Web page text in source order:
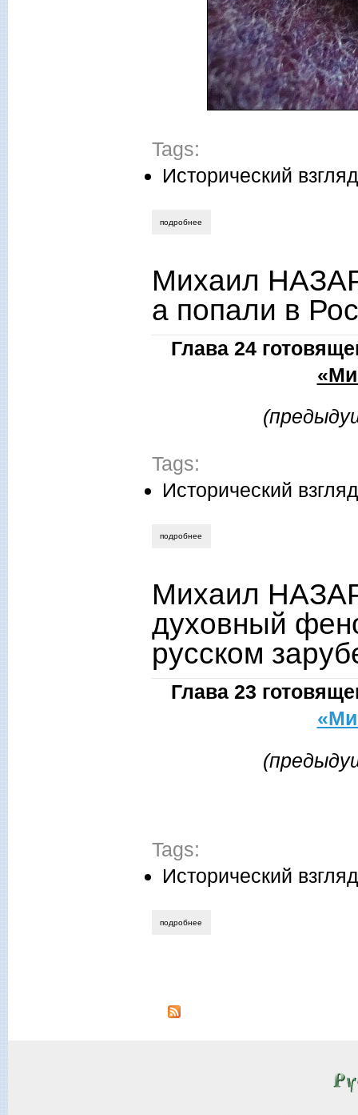
Tags:
Исторический взгляд
подробнее
Михаил
а попали в
Глава 24
Tags:
Исторический взгляд
подробнее
Михаил
духовный
русском
Глава 23
Tags:
Исторический взгляд
подробнее